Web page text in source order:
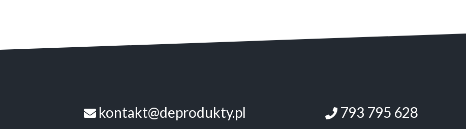
kontakt@deprodukty.pl 793 795 628